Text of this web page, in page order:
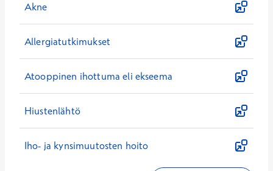
Akne
Allergiatutkimukset
Atooppinen ihottuma eli ekseema
Hiustenlähtö
Iho- ja kynsimuutosten hoito